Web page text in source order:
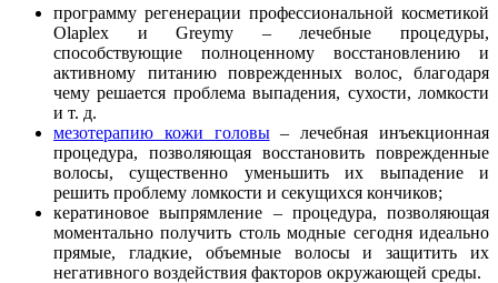
программу регенерации профессиональной косметикой
Olaplex и Greymy – лечебные процедуры,
способствующие полноценному восстановлению и
активному питанию поврежденных волос, благодаря
чему решается проблема выпадения, сухости, ломкости
и т. д.
мезотерапию кожи головы– лечебная инъекционная
процедура, позволяющая восстановить поврежденные
волосы, существенно уменьшить их выпадение и
решить проблему ломкости и секущихся кончиков;
кератиновое выпрямление – процедура, позволяющая
моментально получить столь модные сегодня идеально
прямые, гладкие, объемные волосы и защитить их
негативного воздействия факторов окружающей среды.